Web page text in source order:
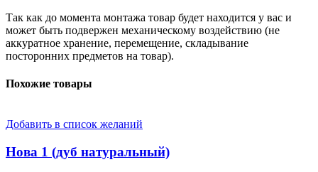
Так как до момента монтажа товар будет находится у вас и
может быть подвержен механическому воздействию (не
аккуратное хранение, перемещение, складывание
посторонних предметов на товар).
Похожие товары
Добавить в список желаний
Нова 1 (дуб натуральный)